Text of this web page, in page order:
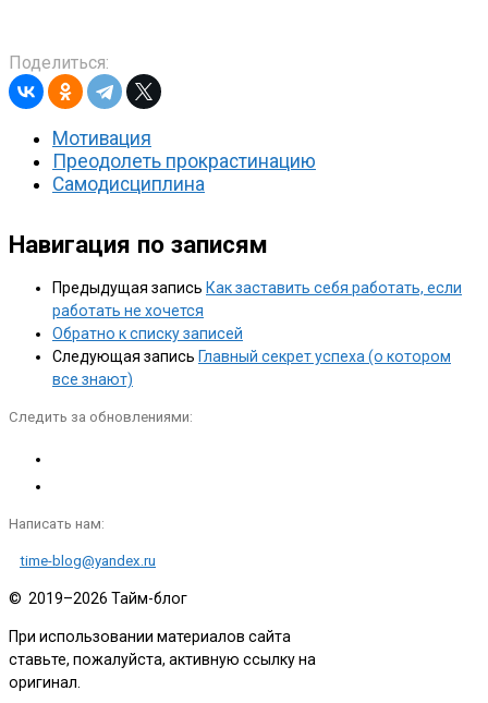
Поделиться:
Мотивация
Преодолеть прокрастинацию
Самодисциплина
Навигация по записям
Предыдущая запись Как заставить себя работать, если
работать не хочется
Обратно к списку записей
Следующая запись Главный секрет успеха (о котором
все знают)
Следить за обновлениями:
Написать нам:
time-blog@yandex.ru
© 2019–2026 Тайм-блог
При использовании материалов сайта
ставьте, пожалуйста, активную ссылку на
оригинал.